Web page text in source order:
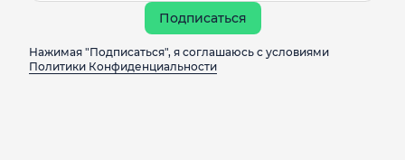
Подписаться
Нажимая "Подписаться", я соглашаюсь с условиями
Политики Конфиденциальности